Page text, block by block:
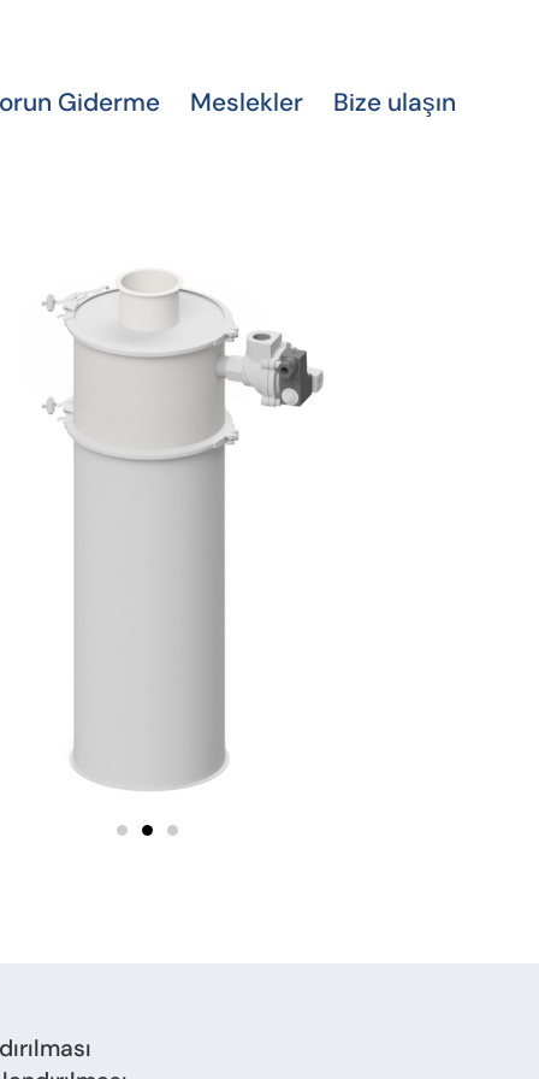
Giderme Meslekler Bize ulaşın